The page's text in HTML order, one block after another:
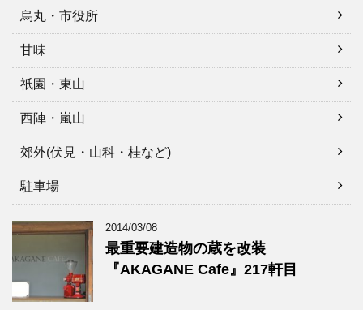
烏丸・市役所
甘味
祇園・東山
西陣・嵐山
郊外(伏見・山科・桂など)
駐車場
2014/03/08
最重要建造物の蔵を改装
『AKAGANE Cafe』217軒目